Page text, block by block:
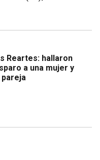
Reartes: hallaron
a una mujer y